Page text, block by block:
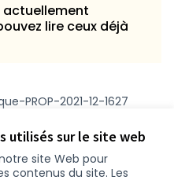
utilisés sur le site web
site Web pour
contenus du site. Les
actuellement
lire ceux déjà
PROP-2021-12-1627
numérique